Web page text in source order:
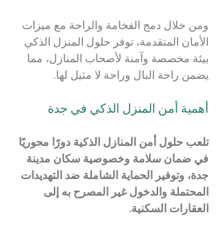
ومن خلال دمج الفخامة والراحة مع ميزات
الأمان المتقدمة، توفر حلول المنزل الذكي
بيئة مخصصة وآمنة لأصحاب المنازل، مما
يضمن راحة البال وراحة لا مثيل لها.
أهمية أمن المنزل الذكي في جدة
تلعب حلول أمن المنازل الذكية دورًا محوريًا
في ضمان سلامة وخصوصية سكان مدينة
جدة، وتوفير الحماية الشاملة ضد التهديدات
المحتملة والدخول غير المصرح به إلى
العقارات السكنية.